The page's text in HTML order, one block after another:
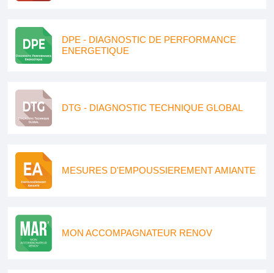
DPE - DIAGNOSTIC DE PERFORMANCE
ENERGETIQUE
DTG - DIAGNOSTIC TECHNIQUE GLOBAL
MESURES D'EMPOUSSIEREMENT AMIANTE
MON ACCOMPAGNATEUR RENOV